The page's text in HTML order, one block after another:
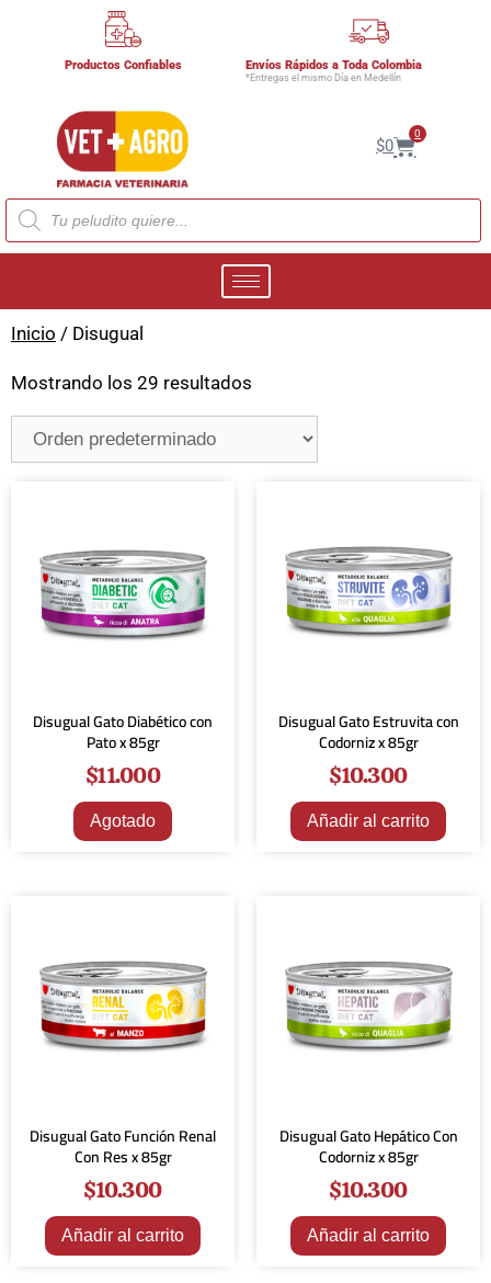
Productos Confiables Envíos Rápidos a Toda Colombia
*Entregas el mismo Día en Medellín
$0
0
Inicio / Disugual
Mostrando los 29 resultados
Disugual Gato Diabético con
Pato x 85gr
$11.000
Agotado
Disugual Gato Estruvita con
Codorniz x 85gr
$10.300
Añadir al carrito
Disugual Gato Función Renal
Con Res x 85gr
$10.300
Añadir al carrito
Disugual Gato Hepático Con
Codorniz x 85gr
$10.300
Añadir al carrito